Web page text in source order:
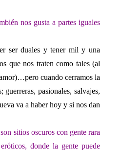
nos gusta a partes iguales
ser duales y tener mil y una
que nos traten como tales (al
cuando cerramos la
pasionales, salvajes,
va a haber hoy y si nos dan
sitios oscuros con gente rara
donde la gente puede